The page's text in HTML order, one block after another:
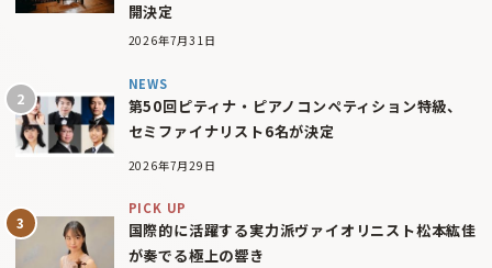
開決定
2026年7月31日
NEWS
第50回ピティナ・ピアノコンペティション特級、
セミファイナリスト6名が決定
2026年7月29日
PICK UP
国際的に活躍する実力派ヴァイオリニスト松本紘佳
が奏でる極上の響き